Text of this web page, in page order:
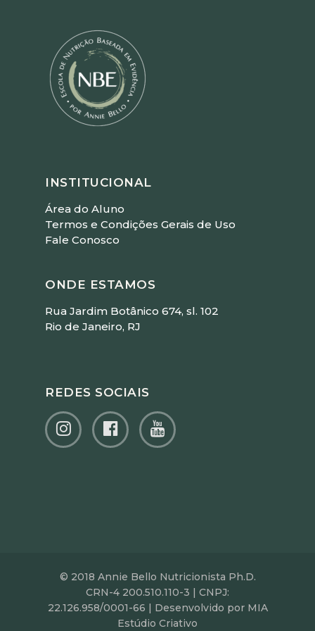
INSTITUCIONAL
Área do Aluno
Termos e Condições Gerais de Uso
Fale Conosco
ONDE ESTAMOS
Rua Jardim Botânico 674, sl. 102
Rio de Janeiro, RJ
REDES SOCIAIS
© 2018 Annie Bello Nutricionista Ph.D.
CRN-4 200.510.110-3 | CNPJ:
22.126.958/0001-66 | Desenvolvido por MIA
Estúdio Criativo